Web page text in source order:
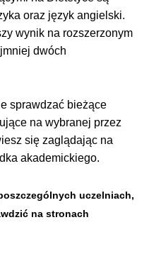
oraz język angielski.
wynik na rozszerzonym
dwóch
sprawdzać bieżące
na wybranej przez
się zaglądając na
akademickiego.
uczelniach,
na stronach